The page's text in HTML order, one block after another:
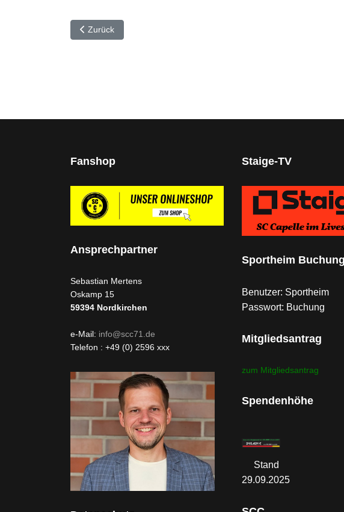
Vorheriger Beitrag: 🚴‍♂️ Das Wimbledon unter den RTFs
Zurück
Fanshop
Ansprechpartner
Sebastian Mertens
Oskamp 15
59394 Nordkirchen
e-Mail: info@scc71.de
Telefon : +49 (0) 2596 xxx
Staige-TV
Sportheim Buchung
Benutzer: Sportheim
Passwort: Buchung
Mitgliedsantrag
zum Mitgliedsantrag
Spendenhöhe
Stand
29.09.2025